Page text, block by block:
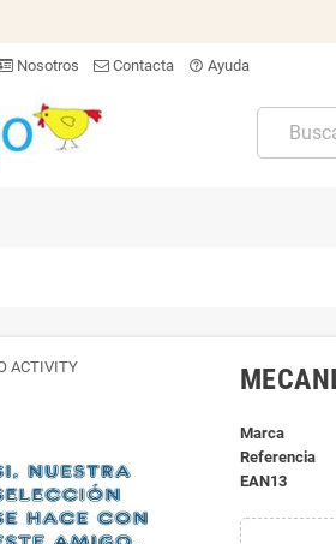
Nosotros Contacta help_outline Ayuda
Marca
Referencia
EAN13